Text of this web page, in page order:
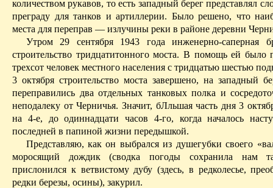
количеством рукавов, то есть западный берег представлял
преграду для танков и артиллерии. Было решено, что
места для переправ — излучины реки в районе деревни
Утром 29 сентября 1943 года инженерно-саперная
строительство тридцатитонного моста. В помощь ей было
трехсот человек местного населения с тридцатью шестью
3 октября строительство моста завершено, на западный
переправились два отдельных танковых полка и
неподалеку от Черничья. Значит, бЛльшая часть дня 3
на 4-е, до одиннадцати часов 4-го, когда началось
последней в папиной жизни передышкой.
Представляю, как он выбрался из душегубки своего
моросящий дождик (сводка погоды сохранила нам
прислонился к ветвистому дубу (здесь, в редколесье,
редки березы, осины), закурил.